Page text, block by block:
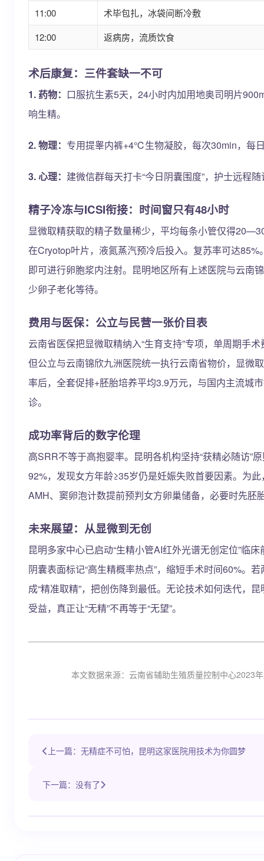
11:00
术毕包扎，冰袋间断冷敷
12:00
返病房，流质饮食
术后康复：三件套缺一不可
1. 药物： 口服抗生素5天，24小时内加用地奥司明片
响生精。
2. 物理： 专用提睾内裤+4℃生物凝胶，每次30min，每
3. 心理： 建微信群每天打卡“今日阴囊围度”，护士远程
精子冷冻与ICSI衔接：时间窗只有48小时
显微取精获取的精子数量稀少，平均每条小管仅得
在Cryotop叶片，液氮蒸汽预冷后投入。复苏率可达
即可进行卵胞浆内注射。昆明地区所有上述医院与云南
少卵子老化等待。
费用与医保：公立与民营一张价目表
云南省医保把显微取精纳入“生育支持”专项，单周期手
但公立与云南锦欣九洲医院统一执行云南省物价，显微
率后，全套促排+胚胎培养平均3.9万元，与国内主流城
诊。
成功率背后的数字伦理
高SRR不等于高抱婴率。昆明各机构坚持“获精必随访”
92%，发现女方年龄≥35岁仍是妊娠失败首要因素。为
AMH、窦卵泡计数提前预判女方卵巢储备，必要时先胚
未来展望：从显微到无创
昆明多家中心已启动“生精小管AI红外光谱无创定位”临
阴囊表面标记“高生精概率热点”，缩短手术时间60%。
成“精准取精”，把创伤降到最低。无论技术如何迭代，
受益，真正让“无精”不再等于“无望”。
本文数据来源：云南省辅助生殖质量控制中心2023
上一篇：无精症不可怕，昆明这家医院用技术为你圆梦
下一篇：没有了